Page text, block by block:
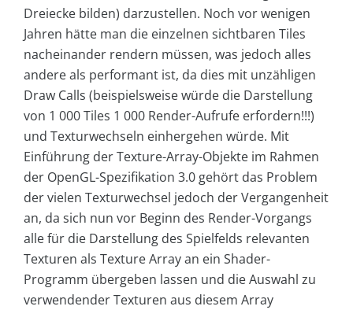
Dreiecke bilden) darzustellen. Noch vor wenigen
Jahren hätte man die einzelnen sichtbaren Tiles
nacheinander rendern müssen, was jedoch alles
andere als performant ist, da dies mit unzähligen
Draw Calls (beispielsweise würde die Darstellung
von 1 000 Tiles 1 000 Render-Aufrufe erfordern!!!)
und Texturwechseln einhergehen würde. Mit
Einführung der Texture-Array-Objekte im Rahmen
der OpenGL-Spezifikation 3.0 gehört das Problem
der vielen Texturwechsel jedoch der Vergangenheit
an, da sich nun vor Beginn des Render-Vorgangs
alle für die Darstellung des Spielfelds relevanten
Texturen als Texture Array an ein Shader-
Programm übergeben lassen und die Auswahl zu
verwendender Texturen aus diesem Array